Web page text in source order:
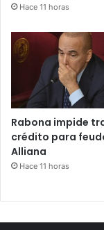
Hace 11 horas
Rabona impide
crédito para
Alliana
Hace 11 horas